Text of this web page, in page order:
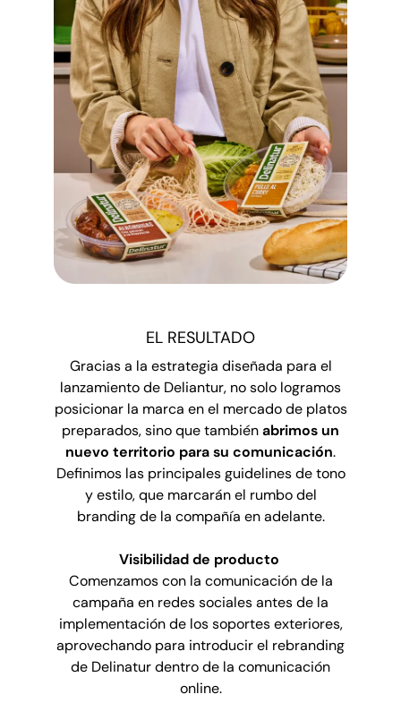
EL RESULTADO
Gracias a la estrategia diseñada para el
lanzamiento de Deliantur, no solo logramos
posicionar la marca en el mercado de platos
preparados, sino que tambiénabrimos un
nuevo territorio para su comunicación.
Definimos las principales guidelines de tono
y estilo, que marcarán el rumbo del
branding de la compañía en adelante.
Visibilidad de producto
Comenzamos con la comunicación de la
campaña en redes sociales antes de la
implementación de los soportes exteriores,
aprovechando para introducir el rebranding
de Delinatur dentro de la comunicación
online.